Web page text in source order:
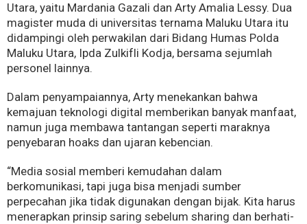
Utara, yaitu Mardania Gazali dan Arty Amalia Lessy. Dua
magister muda di universitas ternama Maluku Utara itu
didampingi oleh perwakilan dari Bidang Humas Polda
Maluku Utara, Ipda Zulkifli Kodja, bersama sejumlah
personel lainnya.
Dalam penyampaiannya, Arty menekankan bahwa
kemajuan teknologi digital memberikan banyak manfaat,
namun juga membawa tantangan seperti maraknya
penyebaran hoaks dan ujaran kebencian.
“Media sosial memberi kemudahan dalam
berkomunikasi, tapi juga bisa menjadi sumber
perpecahan jika tidak digunakan dengan bijak. Kita harus
menerapkan prinsip saring sebelum sharing dan berhati-